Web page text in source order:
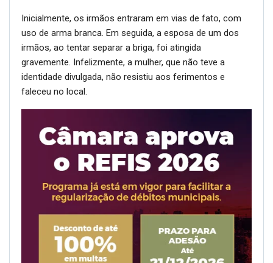
Inicialmente, os irmãos entraram em vias de fato, com
uso de arma branca. Em seguida, a esposa de um dos
irmãos, ao tentar separar a briga, foi atingida
gravemente. Infelizmente, a mulher, que não teve a
identidade divulgada, não resistiu aos ferimentos e
faleceu no local.